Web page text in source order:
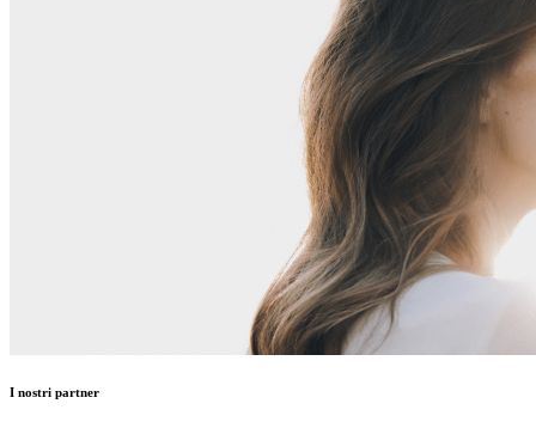
I nostri partner